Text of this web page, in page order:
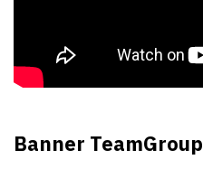
Banner TeamGroup